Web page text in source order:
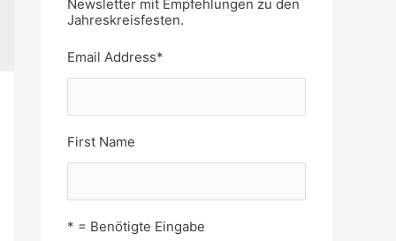
Newsletter mit Empfehlungen zu den
Jahreskreisfesten.
Email Address*
First Name
* = Benötigte Eingabe